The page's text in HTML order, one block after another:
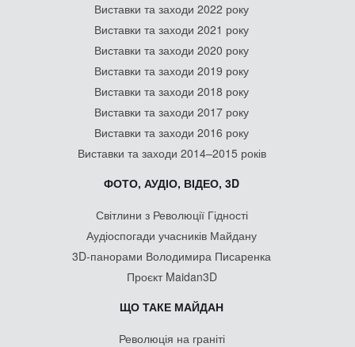
Виставки та заходи 2022 року
Виставки та заходи 2021 року
Виставки та заходи 2020 року
Виставки та заходи 2019 року
Виставки та заходи 2018 року
Виставки та заходи 2017 року
Виставки та заходи 2016 року
Виставки та заходи 2014–2015 років
ФОТО, АУДІО, ВІДЕО, 3D
Світлини з Революції Гідності
Аудіоспогади учасників Майдану
3D-панорами Володимира Писаренка
Проєкт Maidan3D
ЩО ТАКЕ МАЙДАН
Революція на граніті